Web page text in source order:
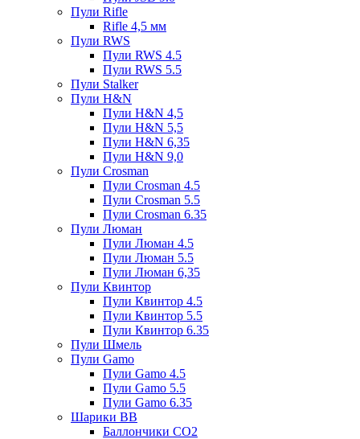
Пули Rifle
Rifle 4,5 мм
Пули RWS
Пули RWS 4.5
Пули RWS 5.5
Пули Stalker
Пули H&N
Пули H&N 4,5
Пули H&N 5,5
Пули H&N 6,35
Пули H&N 9,0
Пули Crosman
Пули Crosman 4.5
Пули Crosman 5.5
Пули Crosman 6.35
Пули Люман
Пули Люман 4.5
Пули Люман 5.5
Пули Люман 6,35
Пули Квинтор
Пули Квинтор 4.5
Пули Квинтор 5.5
Пули Квинтор 6.35
Пули Шмель
Пули Gamo
Пули Gamo 4.5
Пули Gamo 5.5
Пули Gamo 6.35
Шарики BB
Баллончики CO2